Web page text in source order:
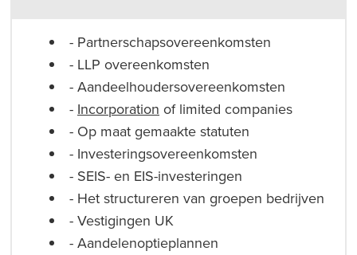
- Partnerschapsovereenkomsten
- LLP overeenkomsten
- Aandeelhoudersovereenkomsten
- Incorporation of limited companies
- Op maat gemaakte statuten
- Investeringsovereenkomsten
- SEIS- en EIS-investeringen
- Het structureren van groepen bedrijven
- Vestigingen UK
- Aandelenoptieplannen